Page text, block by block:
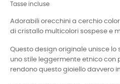
Tasse incluse
Adorabili orecchini a cerchio
di cristallo multicolori sospese e
Questo design originale unisce
uno stile leggermente etnico con
rendono questo gioiello davvero